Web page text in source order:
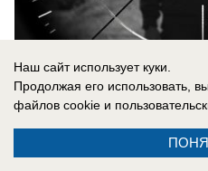
06.08.2026
Наш сайт использует куки.
Продолжая его использовать,
файлов cookie и